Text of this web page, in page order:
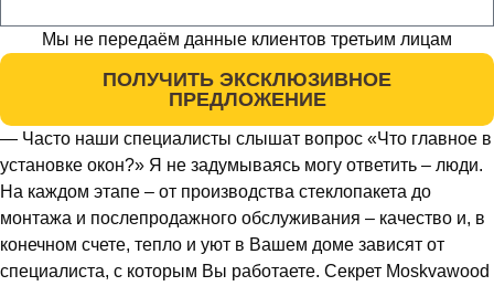
Мы не передаём данные клиентов третьим лицам
ПОЛУЧИТЬ ЭКСКЛЮЗИВНОЕ
ПРЕДЛОЖЕНИЕ
— Часто наши специалисты слышат вопрос «Что главное в
установке окон?» Я не задумываясь могу ответить – люди.
На каждом этапе – от производства стеклопакета до
монтажа и послепродажного обслуживания – качество и, в
конечном счете, тепло и уют в Вашем доме зависят от
специалиста, с которым Вы работаете. Секрет Moskvawood